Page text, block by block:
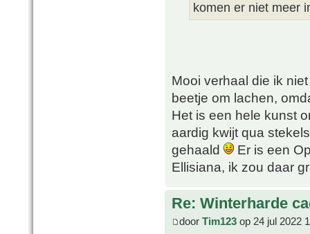
komen er niet meer
Mooi verhaal die ik
beetje om lachen,
Het is een hele kunst
aardig kwijt qua
gehaald
Er is een
Ellisiana, ik zou daar
Re: Winterharde
door Tim123 op 24 jul 2022